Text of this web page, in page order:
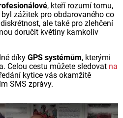
, kteří rozumí tomu,
zážitek pro obdarovaného co
ale také pro zlehčení
doručit květiny kamkoliv
díky GPS systémům, kterými
Celou cestu můžete sledovat na
kytice vás okamžitě
SMS zprávy.